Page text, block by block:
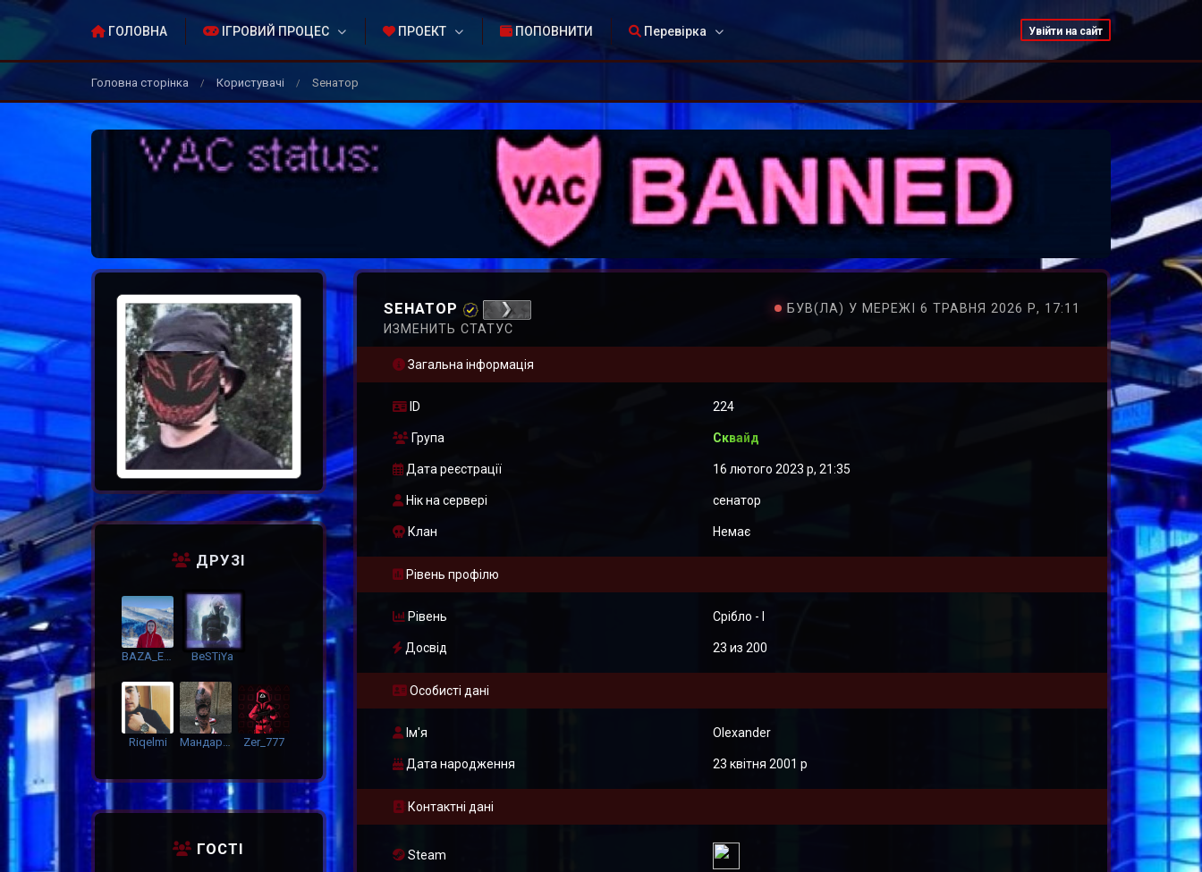
Увійти на сайт
ГОЛОВНА ІГРОВИЙ ПРОЦЕС ПРОЕКТ ПОПОВНИТИ Перевірка
Головна сторінка / Користувачі / Sенатор
ДРУЗІ
BeSTiYa
Riqelmi Мандарин Zer_777
ГОСТІ
SЕНАТОР
БУВ(ЛА) У МЕРЕЖІ 6 ТРАВНЯ 2026 Р, 17:11
ИЗМЕНИТЬ СТАТУС
Загальна інформація
ID 224
Група Сквайд
Дата реєстрації 16 лютого 2023 р, 21:35
Нік на сервері сенатор
Клан Немає
Рівень профілю
Рівень Срібло - I
Досвід 23 из 200
Особисті дані
Ім'я Olexander
Дата народження 23 квітня 2001 р
Контактні дані
Steam